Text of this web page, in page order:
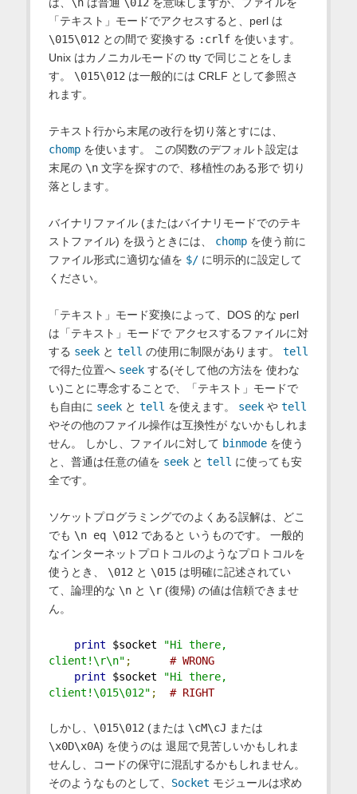
は、 \nは普通 \012を意味しますが、ファイルを
「テキスト」モードでアクセスすると、perl は
\015\012との間で 変換する :crlfを使います。
Unix はカノニカルモードの tty で同じことをしま
す。 \015\012は一般的には CRLF として参照さ
れます。
テキスト行から末尾の改行を切り落とすには、
chompを使います。 この関数のデフォルト設定は
末尾の \n文字を探すので、移植性のある形で 切り
落とします。
バイナリファイル (またはバイナリモードでのテキ
ストファイル) を扱うときには、 chompを使う前に
ファイル形式に適切な値を $/に明示的に設定して
ください。
「テキスト」モード変換によって、DOS 的な perl
は「テキスト」モードで アクセスするファイルに対
する seekと tell の使用に制限があります。 tell
で得た位置へ seekする(そして他の方法を 使わな
い)ことに専念することで、「テキスト」モードで
も自由に seekと tell を使えます。 seekや tell
やその他のファイル操作は互換性が ないかもしれま
せん。 しかし、ファイルに対して binmodeを使う
と、普通は任意の値を seekと tell に使っても安
全です。
ソケットプログラミングでのよくある誤解は、どこ
でも \n eq \012であると いうものです。 一般的
なインターネットプロトコルのようなプロトコルを
使うとき、 \012と \015は明確に記述されてい
て、論理的な \nと \r(復帰) の値は信頼できませ
ん。
print $socket
"Hi there,
client!\r\n" ;
# WRONG
print $socket
"Hi there,
client!\015\012" ; # RIGHT
しかし、 \015\012(または \cM\cJ または
\x0D\x0A) を使うのは 退屈で見苦しいかもしれま
せんし、コードの保守に混乱するかもしれません。
そのようなものとして、 Socket モジュールは求め